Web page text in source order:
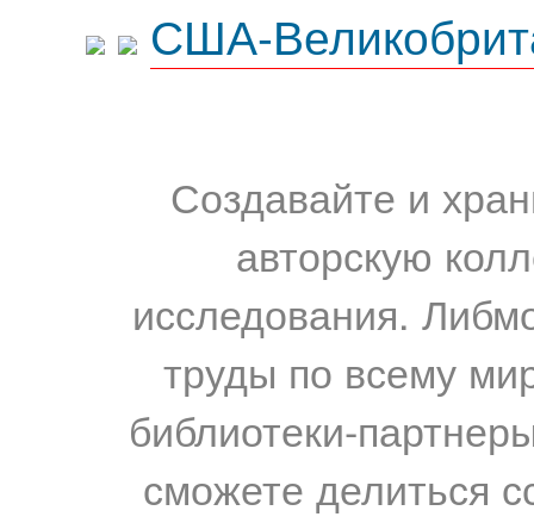
США-
Создавайте и
авторскую
исследования.
труды по всему
библиотеки-
сможете делиться